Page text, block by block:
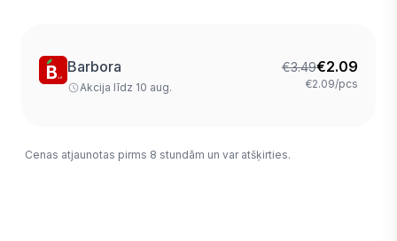
Barbora
Akcija līdz 10 aug.
€3.49€2.09
€2.09/pcs
Cenas atjaunotas pirms 8 stundām un var atšķirties.